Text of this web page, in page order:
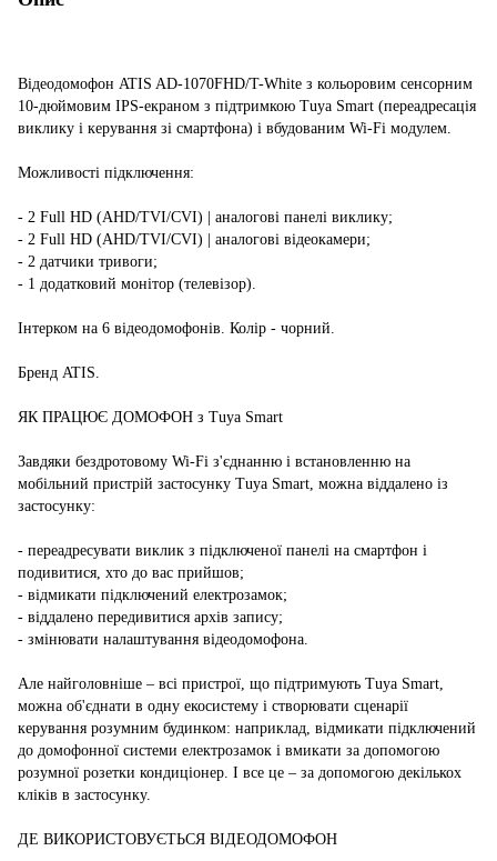
Відеодомофон ATIS AD-1070FHD/T-White з кольоровим сенсорним
10-дюймовим IPS-екраном з підтримкою Tuya Smart (переадресація
виклику і керування зі смартфона) і вбудованим Wi-Fi модулем.
Можливості підключення:
- 2 Full HD (AHD/TVI/CVI) | аналогові панелі виклику;
- 2 Full HD (AHD/TVI/CVI) | аналогові відеокамери;
- 2 датчики тривоги;
- 1 додатковий монітор (телевізор).
Інтерком на 6 відеодомофонів. Колір - чорний.
Бренд ATIS.
ЯК ПРАЦЮЄ ДОМОФОН з Tuya Smart
Завдяки бездротовому Wi-Fi з'єднанню і встановленню на
мобільний пристрій застосунку Tuya Smart, можна віддалено із
застосунку:
- переадресувати виклик з підключеної панелі на смартфон і
подивитися, хто до вас прийшов;
- відмикати підключений електрозамок;
- віддалено передивитися архів запису;
- змінювати налаштування відеодомофона.
Але найголовніше – всі пристрої, що підтримують Tuya Smart,
можна об'єднати в одну екосистему і створювати сценарії
керування розумним будинком: наприклад, відмикати підключений
до домофонної системи електрозамок і вмикати за допомогою
розумної розетки кондиціонер. І все це – за допомогою декількох
кліків в застосунку.
ДЕ ВИКОРИСТОВУЄТЬСЯ ВІДЕОДОМОФОН